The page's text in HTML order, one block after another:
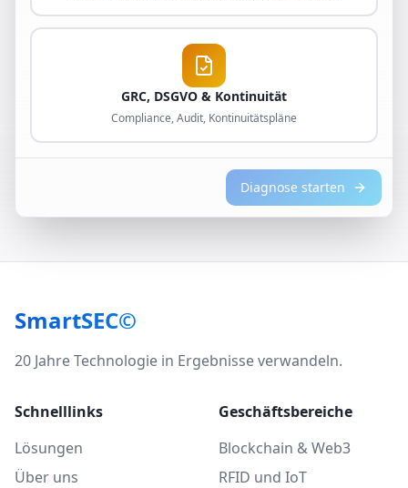
GRC, DSGVO & Kontinuität
Compliance, Audit, Kontinuitätspläne
Diagnose starten
SmartSEC©
20 Jahre Technologie in Ergebnisse verwandeln.
Schnelllinks
Lösungen
Über uns
Geschäftsbereiche
Blockchain & Web3
RFID und IoT